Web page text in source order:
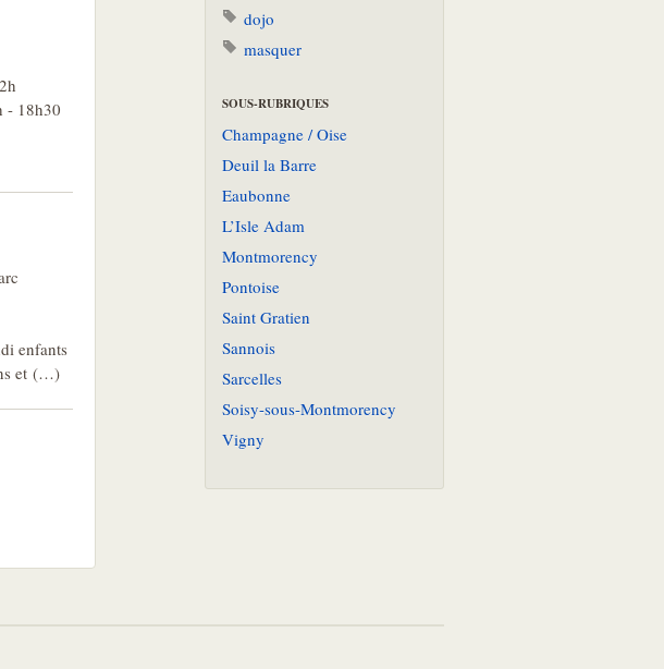
- 18h30
enfants
et (…)
dojo
masquer
SOUS-RUBRIQUES
Champagne / Oise
Deuil la Barre
Eaubonne
L’Isle Adam
Montmorency
Pontoise
Saint Gratien
Sannois
Sarcelles
Soisy-sous-Montmorency
Vigny